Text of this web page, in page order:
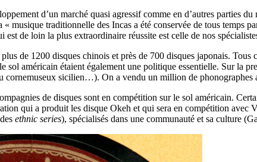
d’un marché quasi agressif comme en d’autres parties
musique traditionnelle des Incas a été conservée de tous temps
est de loin la plus extraordinaire réussite est celle de nos
de 1200 disques chinois et près de 700 disques japonais.
sol américain étaient également une politique essentielle. Sur la
cornemuseux sicilien…). On a vendu un million de phonographes
de disques sont en compétition sur le sol américain.
qui a produit les disque Okeh et qui sera en compétition
ethnic series), spécialisés dans une communauté et sa culture